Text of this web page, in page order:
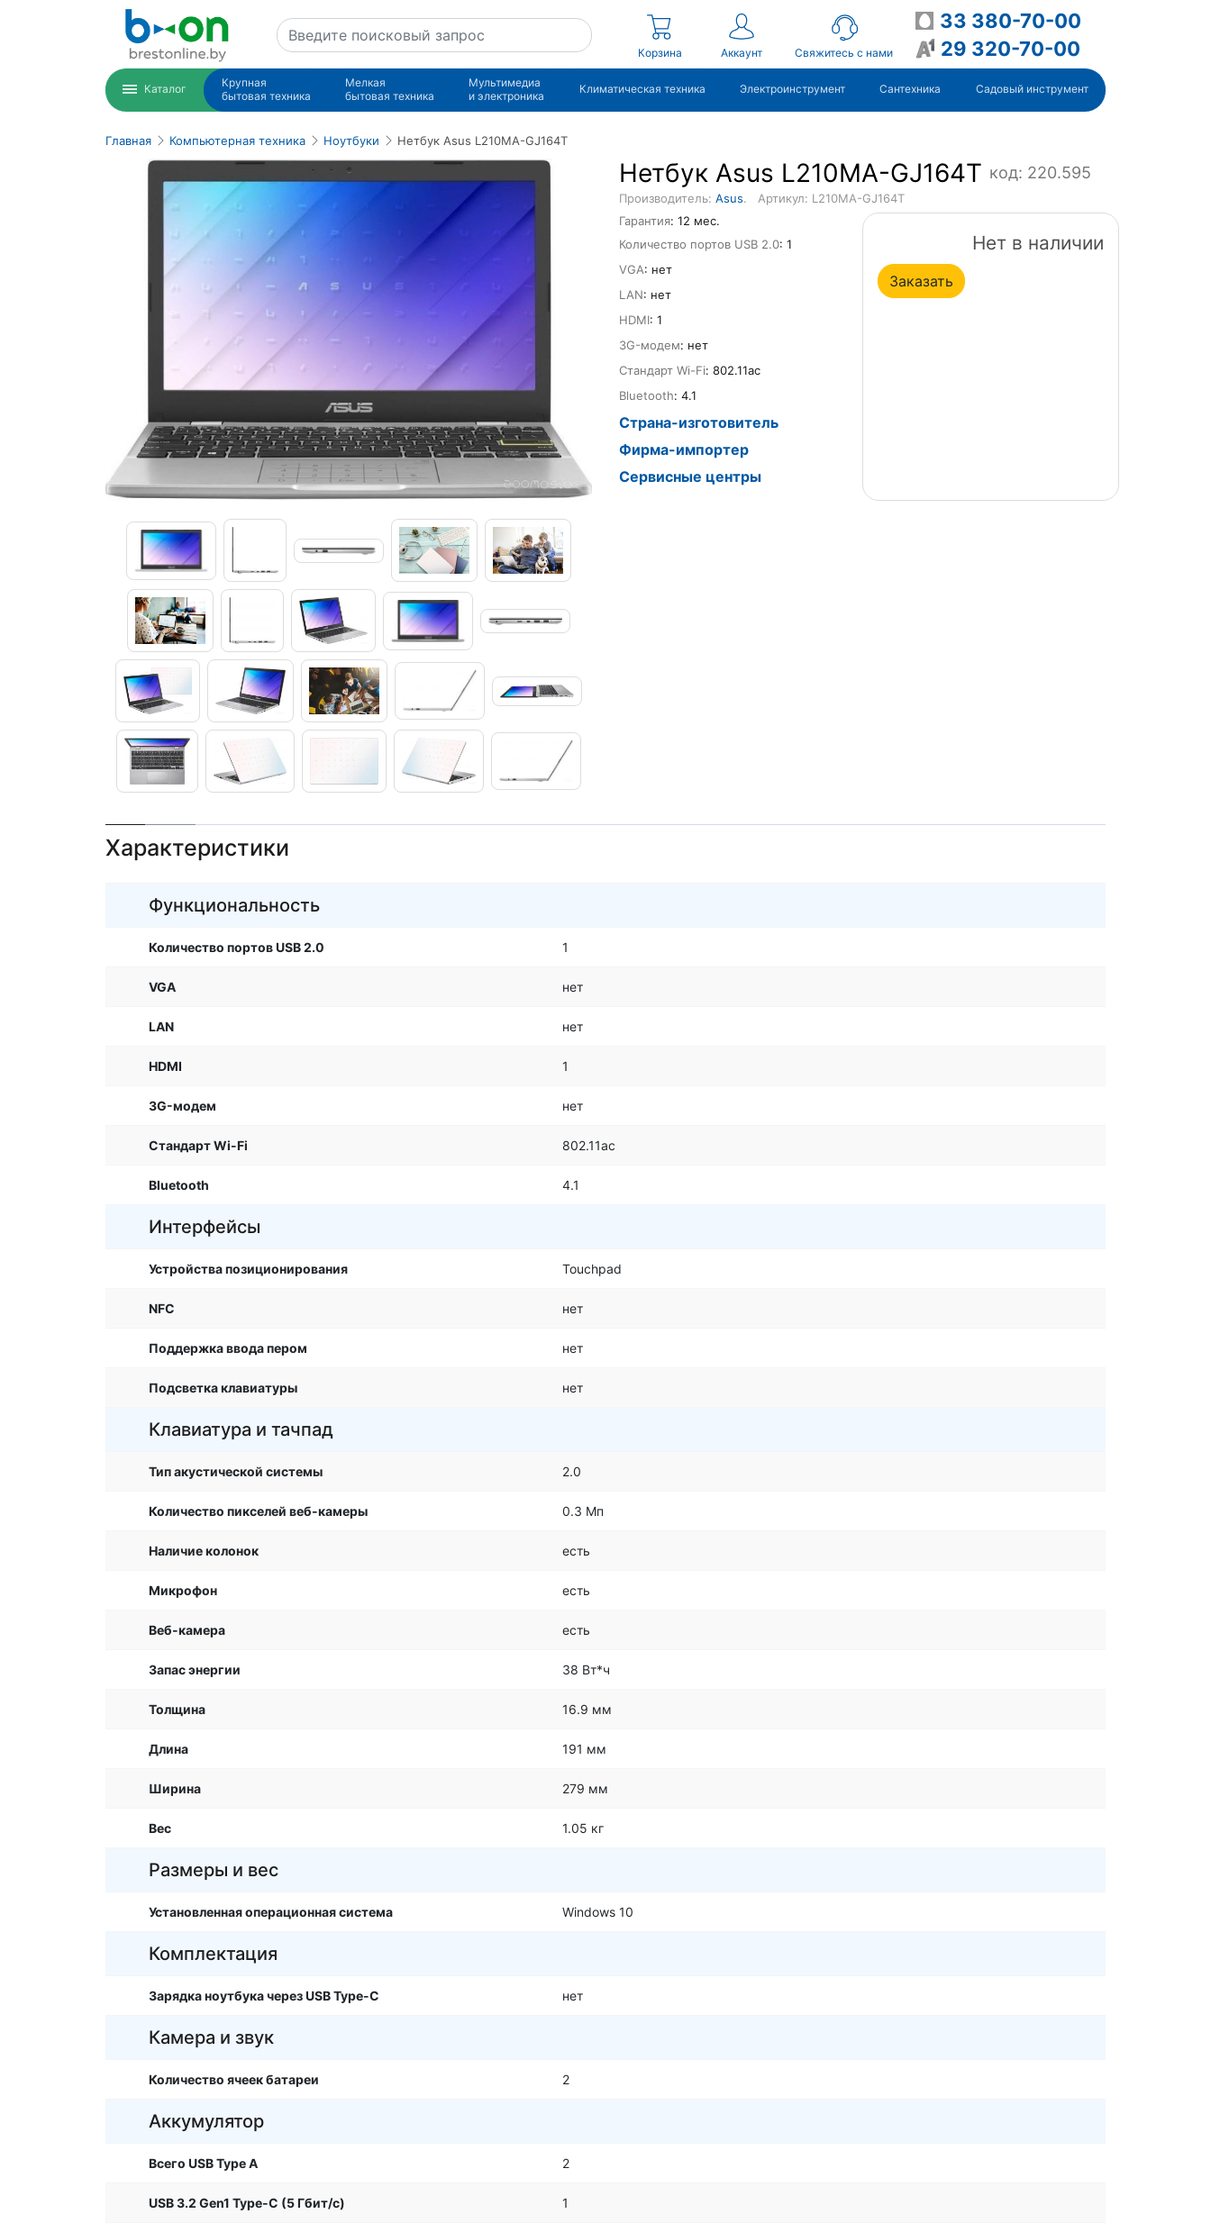
Корзина Аккаунт Свяжитесь с нами
33 380-70-00
29 320-70-00
Каталог
Крупная
бытовая техника
Мелкая
бытовая техника
Мультимедиа
и электроника
Климатическая техника Электроинструмент Сантехника Садовый инструмент
Главная Компьютерная техника Ноутбуки Нетбук Asus L210MA-GJ164T
Нетбук Asus L210MA-GJ164T код: 220.595
Производитель: Asus.
Артикул: L210MA-GJ164T
Гарантия: 12 мес.
Количество портов USB 2.0: 1
VGA: нет
LAN: нет
HDMI: 1
3G-модем: нет
Стандарт Wi-Fi: 802.11ac
Bluetooth: 4.1
Страна-изготовитель
Фирма-импортер
Сервисные центры
Нет в наличии
Заказать
Характеристики
Функциональность
Количество портов USB 2.0 1
VGA нет
LAN нет
HDMI 1
3G-модем нет
Стандарт Wi-Fi 802.11ac
Bluetooth 4.1
Интерфейсы
Устройства позиционирования Touchpad
NFC нет
Поддержка ввода пером нет
Подсветка клавиатуры нет
Клавиатура и тачпад
Тип акустической системы 2.0
Количество пикселей веб-камеры 0.3 Мп
Наличие колонок есть
Микрофон есть
Веб-камера есть
Запас энергии 38 Вт*ч
Толщина 16.9 мм
Длина 191 мм
Ширина 279 мм
Вес 1.05 кг
Размеры и вес
Установленная операционная система Windows 10
Комплектация
Зарядка ноутбука через USB Type-C нет
Камера и звук
Количество ячеек батареи 2
Аккумулятор
Всего USB Type A 2
USB 3.2 Gen1 Type-C (5 Гбит/с) 1